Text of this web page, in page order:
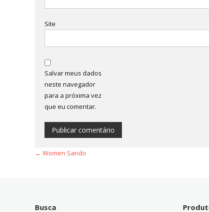
Site
Salvar meus dados
neste navegador
para a próxima vez
que eu comentar.
← Women Sando
Busca